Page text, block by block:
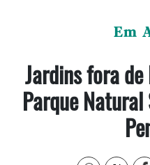
Em
Jardins fora
Parque